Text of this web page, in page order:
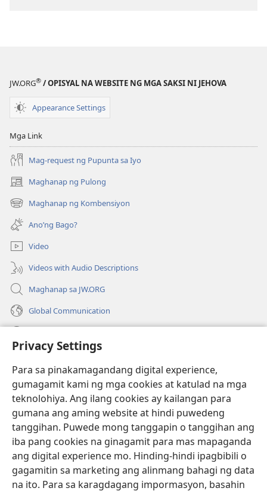
Privacy Settings
Para sa pinakamagandang digital experience,
gumagamit kami ng mga cookies at katulad na mga
teknolohiya. Ang ilang cookies ay kailangan para
gumana ang aming website at hindi puwedeng
tanggihan. Puwede mong tanggapin o tanggihan ang
iba pang cookies na ginagamit para mas mapaganda
ang digital experience mo. Hinding-hindi ipagbibili o
gagamitin sa marketing ang alinmang bahagi ng data
na ito. Para sa karagdagang impormasyon, basahin
ANG ANG
JW.ORG® / OPISYAL NA WEBSITE NG MGA SAKSI NI JEHOVA
Appearance Settings
Mga Link
Mag-request ng Pupunta sa Iyo
Maghanap ng Pulong
(may
bubukas
na
bagong
window)
Maghanap ng Kombensiyon
(may
bubukas
na
bagong
window)
Ano’ng Bago?
Video
Videos with Audio Descriptions
Maghanap sa JW.ORG
Global Communication
(may
na
bagong
window)
Watchtower ONLINE LIBRARY™
(may
bubukas
na
bagong
window)
JW Hub ®
(may
bubukas
bagong
window)
JW Library ®
Watchtower Library®